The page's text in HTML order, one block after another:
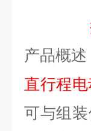
产品概述
直行程
可与组